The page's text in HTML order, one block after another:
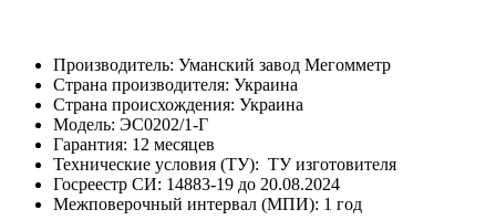
Производитель: Уманский завод Мегомметр
Страна производителя: Украина
Страна происхождения: Украина
Модель: ЭС0202/1-Г
Гарантия: 12 месяцев
Технические условия (ТУ): ТУ изготовителя
Госреестр СИ: 14883-19 до 20.08.2024
Межповерочный интервал (МПИ): 1 год